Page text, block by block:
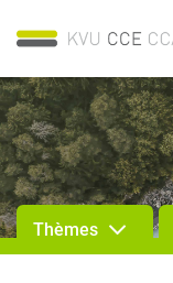
Thèmes